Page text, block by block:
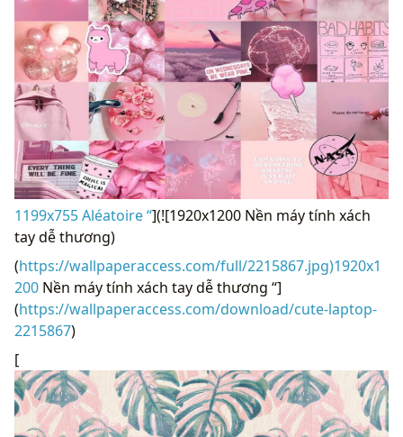
1199x755 Aléatoire “](![1920x1200 Nền máy tính xách
tay dễ thương)
(https://wallpaperaccess.com/full/2215867.jpg)1920x1
200 Nền máy tính xách tay dễ thương “]
(https://wallpaperaccess.com/download/cute-laptop-
2215867)
[